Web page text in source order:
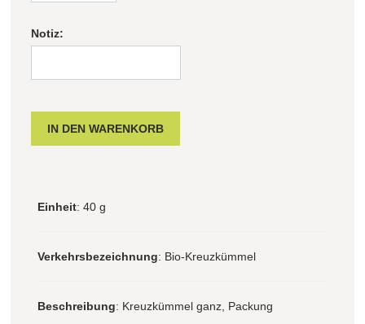
Notiz:
Einheit: 40 g
Verkehrsbezeichnung: Bio-Kreuzkümmel
Beschreibung: Kreuzkümmel ganz, Packung